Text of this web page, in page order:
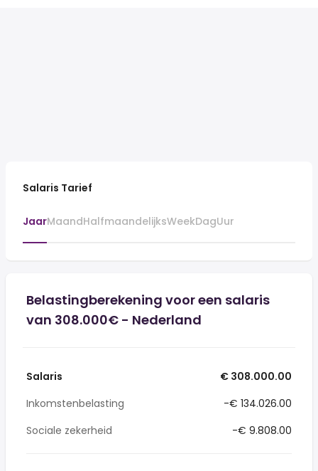
Salaris Tarief
JaarMaandHalfmaandelijksWeekDagUur
Belastingberekening voor een salaris
van 308.000€ - Nederland
Salaris
€ 308.000.00
Inkomstenbelasting
-€ 134.026.00
Sociale zekerheid
-€ 9.808.00